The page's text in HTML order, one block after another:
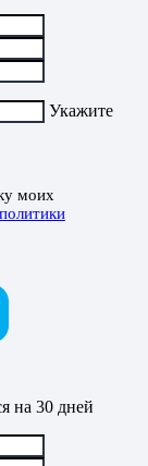
Укажите
моих
политики
на 30 дней